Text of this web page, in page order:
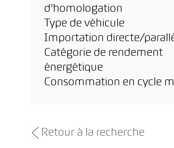
d’homologation
Type de véhicule
Importation directe/
Catégorie de rendement
énergétique
Consommation en cycle
Retour à la recherche